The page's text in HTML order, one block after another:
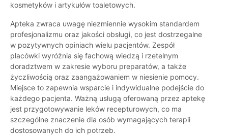
kosmetyków i artykułów toaletowych.
Apteka zwraca uwagę niezmiennie wysokim standardem
profesjonalizmu oraz jakości obsługi, co jest dostrzegalne
w pozytywnych opiniach wielu pacjentów. Zespół
placówki wyróżnia się fachową wiedzą i rzetelnym
doradztwem w zakresie wyboru preparatów, a także
życzliwością oraz zaangażowaniem w niesienie pomocy.
Miejsce to zapewnia wsparcie i indywidualne podejście do
każdego pacjenta. Ważną usługą oferowaną przez aptekę
jest przygotowywanie leków recepturowych, co ma
szczególne znaczenie dla osób wymagających terapii
dostosowanych do ich potrzeb.